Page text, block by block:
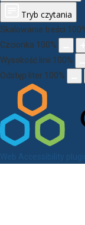
Tryb czytania
Skalowanie treści 100
Czcionka 100%
Wysokość linii 100%
Odstęp liter 100%
Web Accessibility